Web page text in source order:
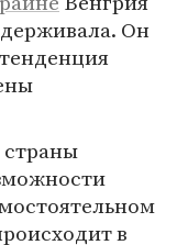
Он
страны
в